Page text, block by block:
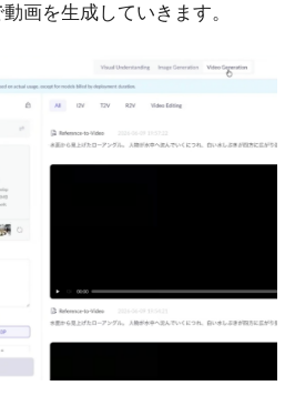
画を生成していきます。